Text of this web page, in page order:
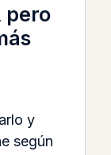
pero
y
según